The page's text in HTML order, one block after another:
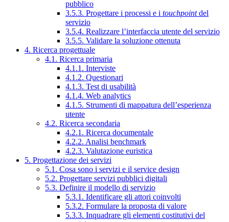
pubblico
3.5.3. Progettare i processi e i touchpointdel
servizio
3.5.4. Realizzare l’interfaccia utente del servizio
3.5.5. Validare la soluzione ottenuta
4. Ricerca progettuale
4.1. Ricerca primaria
4.1.1. Interviste
4.1.2. Questionari
4.1.3. Test di usabilità
4.1.4. Web analytics
4.1.5. Strumenti di mappatura dell’esperienza
utente
4.2. Ricerca secondaria
4.2.1. Ricerca documentale
4.2.2. Analisi benchmark
4.2.3. Valutazione euristica
5. Progettazione dei servizi
5.1. Cosa sono i servizi e il service design
5.2. Progettare servizi pubblici digitali
5.3. Definire il modello di servizio
5.3.1. Identificare gli attori coinvolti
5.3.2. Formulare la proposta di valore
5.3.3. Inquadrare gli elementi costitutivi del